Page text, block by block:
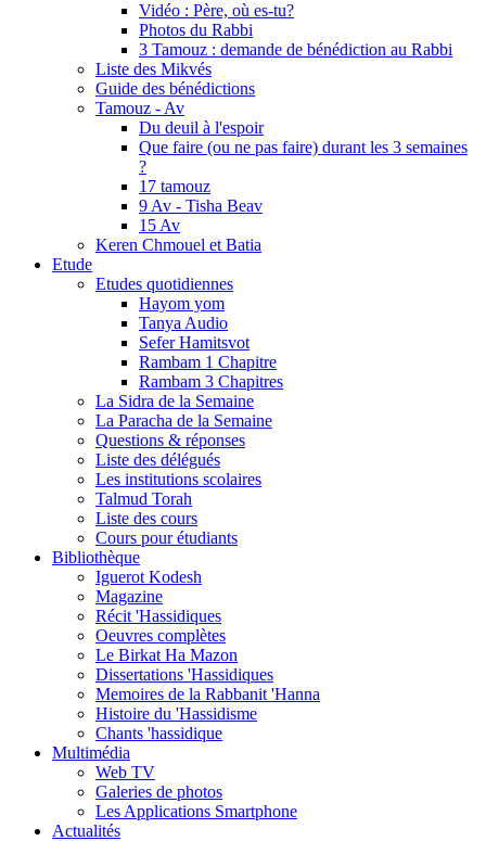
Vidéo : Père, où es-tu?
Photos du Rabbi
3 Tamouz : demande de bénédiction au Rabbi
Liste des Mikvés
Guide des bénédictions
Tamouz - Av
Du deuil à l'espoir
Que faire (ou ne pas faire) durant les 3 semaines
?
17 tamouz
9 Av - Tisha Beav
15 Av
Keren Chmouel et Batia
Etude
Etudes quotidiennes
Hayom yom
Tanya Audio
Sefer Hamitsvot
Rambam 1 Chapitre
Rambam 3 Chapitres
La Sidra de la Semaine
La Paracha de la Semaine
Questions & réponses
Liste des délégués
Les institutions scolaires
Talmud Torah
Liste des cours
Cours pour étudiants
Bibliothèque
Iguerot Kodesh
Magazine
Récit 'Hassidiques
Oeuvres complètes
Le Birkat Ha Mazon
Dissertations 'Hassidiques
Memoires de la Rabbanit 'Hanna
Histoire du 'Hassidisme
Chants 'hassidique
Multimédia
Web TV
Galeries de photos
Les Applications Smartphone
Actualités